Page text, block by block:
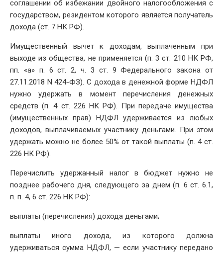
соглашении об избежании двойного налогообложения с
государством, резидентом которого является получатель
дохода (ст. 7 НК РФ).
Имущественный вычет к доходам, выплаченным при
выходе из общества, не применяется (п. 3 ст. 210 НК РФ,
пп. «а» п. 6 ст. 2, ч. 3 ст. 9 Федерального закона от
27.11.2018 N 424-ФЗ). С дохода в денежной форме НДФЛ
нужно удержать в момент перечисления денежных
средств (п. 4 ст. 226 НК РФ). При передаче имущества
(имущественных прав) НДФЛ удерживается из любых
доходов, выплачиваемых участнику деньгами. При этом
удержать можно не более 50% от такой выплаты (п. 4 ст.
226 НК РФ).
Перечислить удержанный налог в бюджет нужно не
позднее рабочего дня, следующего за днем (п. 6 ст. 6.1,
п. п. 4, 6 ст. 226 НК РФ):
выплаты (перечисления) дохода деньгами;
выплаты иного дохода, из которого должна
удерживаться сумма НДФЛ, — если участнику передано